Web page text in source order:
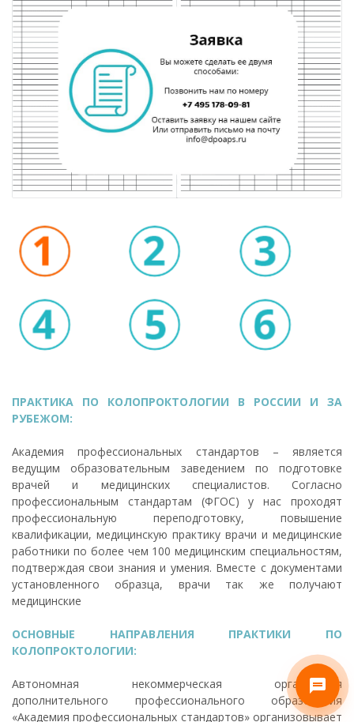
ПРАКТИКА ПО КОЛОПРОКТОЛОГИИ В РОССИИ И ЗА
РУБЕЖОМ:
Академия профессиональных стандартов – является
ведущим образовательным заведением по подготовке
врачей и медицинских специалистов. Согласно
профессиональным стандартам (ФГОС) у нас проходят
профессиональную переподготовку, повышение
квалификации, медицинскую практику врачи и медицинские
работники по более чем 100 медицинским специальностям,
подтверждая свои знания и умения. Вместе с документами
установленного образца, врачи так же получают
медицинские
ОСНОВНЫЕ НАПРАВЛЕНИЯ ПРАКТИКИ ПО
КОЛОПРОКТОЛОГИИ:
Автономная некоммерческая организация
дополнительного профессионального образования
«Академия профессиональных стандартов» организовывает